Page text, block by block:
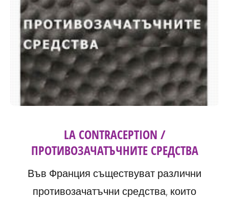
LA CONTRACEPTION /
ПРОТИВОЗАЧАТЪЧНИТЕ СРЕДСТВА
Във Франция съществуват различни
противозачатъчни средства, които